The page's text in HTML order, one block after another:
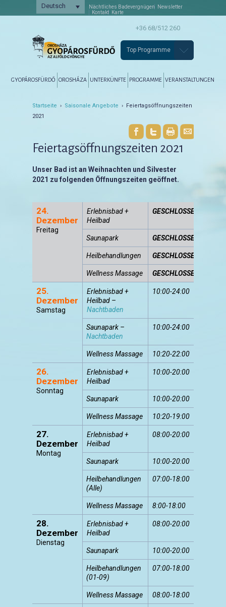
Deutsch Nächtliches Badevergnügen
Newsletter
Kontakt
Karte
+36 68/512 260
Top Programme
Tovább az elsődleges tartalomra
Tovább a másodlagos tartalomra
GYOPÁROSFÜRDŐ OROSHÁZA UNTERKÜNFTE PROGRAMME VERANSTALTUNGEN
Startseite › Saisonale Angebote › Feiertagsöffnungszeiten
2021
Feiertagsöffnungszeiten 2021
Unser Bad ist an Weihnachten und Silvester
2021 zu folgenden Öffnungszeiten geöffnet.
24.
Dezember
Freitag
Erlebnisbad +
Heilbad
GESCHLOSSEN
Saunapark GESCHLOSSEN
Heilbehandlungen GESCHLOSSEN
Wellness Massage GESCHLOSSEN
25.
Dezember
Samstag
Erlebnisbad +
Heilbad –
Nachtbaden
10:00-24:00
Saunapark –
Nachtbaden
10:00-24:00
Wellness Massage 10:20-22:00
26.
Dezember
Sonntag
Erlebnisbad +
Heilbad
10:00-20:00
Saunapark 10:00-20:00
Wellness Massage 10:20-19:00
27.
Dezember
Montag
Erlebnisbad +
Heilbad
08:00-20:00
Saunapark 10:00-20:00
Heilbehandlungen
(Alle)
07:00-18:00
Wellness Massage 8:00-18:00
28.
Dezember
Dienstag
Erlebnisbad +
Heilbad
08:00-20:00
Saunapark 10:00-20:00
Heilbehandlungen
(01-09)
07:00-18:00
Wellness Massage 08:00-18:00